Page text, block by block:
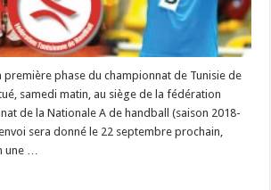
première phase du championnat de Tunisie de
samedi matin, au siège de la fédération
de la Nationale A de handball (saison 2018-
sera donné le 22 septembre prochain,
une …